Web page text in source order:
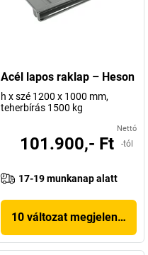
Acél lapos raklap – Heson
h x szé 1200 x 1000 mm,
teherbírás 1500 kg
Nettó
101.900,- Ft -tól
17-19 munkanap alatt
10 változat megjelenítése